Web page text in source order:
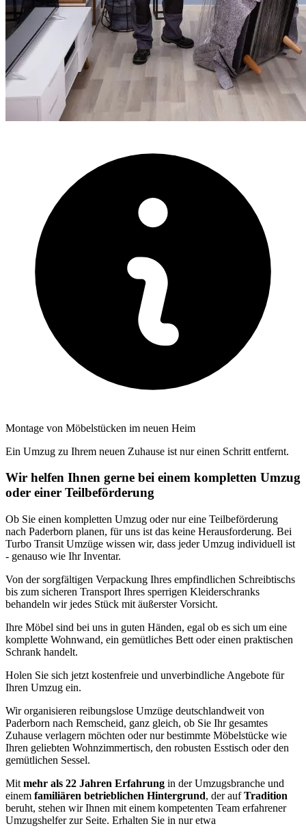
Montage von Möbelstücken im neuen Heim
Ein Umzug zu Ihrem neuen Zuhause ist nur einen Schritt entfernt.
Wir helfen Ihnen gerne bei einem kompletten Umzug
oder einer Teilbeförderung
Ob Sie einen kompletten Umzug oder nur eine Teilbeförderung
nach Paderborn planen, für uns ist das keine Herausforderung. Bei
Turbo Transit Umzüge wissen wir, dass jeder Umzug individuell ist
- genauso wie Ihr Inventar.
Von der sorgfältigen Verpackung Ihres empfindlichen Schreibtischs
bis zum sicheren Transport Ihres sperrigen Kleiderschranks
behandeln wir jedes Stück mit äußerster Vorsicht.
Ihre Möbel sind bei uns in guten Händen, egal ob es sich um eine
komplette Wohnwand, ein gemütliches Bett oder einen praktischen
Schrank handelt.
Holen Sie sich jetzt kostenfreie und unverbindliche Angebote für
Ihren Umzug ein.
Wir organisieren reibungslose Umzüge deutschlandweit von
Paderborn nach Remscheid, ganz gleich, ob Sie Ihr gesamtes
Zuhause verlagern möchten oder nur bestimmte Möbelstücke wie
Ihren geliebten Wohnzimmertisch, den robusten Esstisch oder den
gemütlichen Sessel.
Mit mehr als 22 Jahren Erfahrung in der Umzugsbranche und
einem familiären betrieblichen Hintergrund, der aufTradition
beruht, stehen wir Ihnen mit einem kompetenten Team erfahrener
Umzugshelfer zur Seite. Erhalten Sie in nur etwa